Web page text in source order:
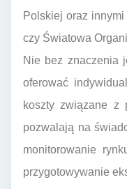
Polskiej oraz
czy Światowa
Nie bez znaczenia
oferować
koszty związane z
pozwalają na
monitorowanie
przygotowywanie